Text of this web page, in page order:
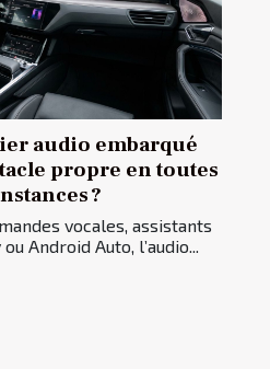
audio embarqué
propre en toutes
?
vocales, assistants
Android Auto, l’audio...